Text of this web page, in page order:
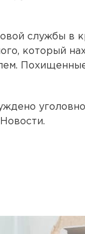
службы в
который